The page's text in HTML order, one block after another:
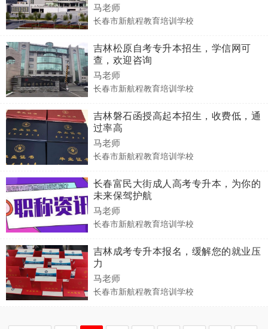
马老师
长春市新航程教育培训学校
吉林松原自考专升本招生，学信网可
查，欢迎咨询
马老师
长春市新航程教育培训学校
吉林磐石函授高起本招生，收费低，通
过率高
马老师
长春市新航程教育培训学校
长春富民大街成人高考专升本，为你的
未来保驾护航
马老师
长春市新航程教育培训学校
吉林成考专升本报名，缓解您的就业压
力
马老师
长春市新航程教育培训学校